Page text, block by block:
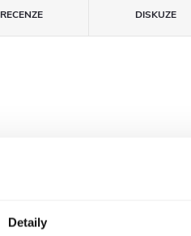
Detaily
RECENZE DISKUZE